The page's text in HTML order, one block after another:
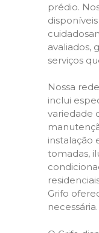
prédio.
avaliados,
serviços
Nossa
inclui
variedade
instalação
tomadas,
Grifo
necessária.